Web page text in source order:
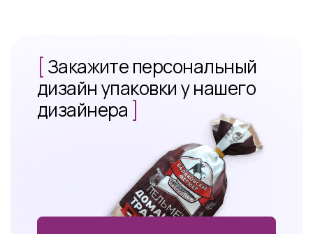
[Закажите персональный
дизайн упаковки у нашего
дизайнера ]